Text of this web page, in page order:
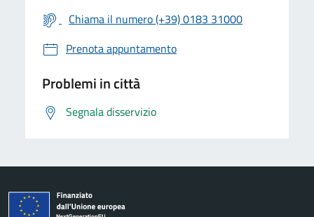
Chiama il numero (+39) 0183 31000
Prenota appuntamento
Problemi in città
Segnala disservizio